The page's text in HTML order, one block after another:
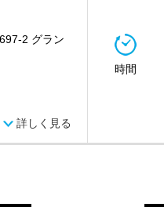
2 グラン
詳しく見る
時間